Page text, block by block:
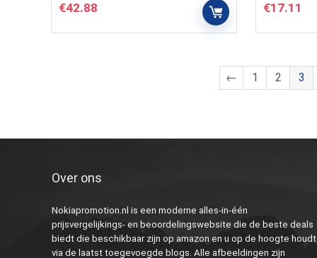
€42.88 €17.11
← 1 2 3
Over ons
Nokiapromotion.nl is een moderne alles-in-één
prijsvergelijkings- en beoordelingswebsite die de beste deals
biedt die beschikbaar zijn op amazon en u op de hoogte houdt
via de laatst toegevoegde blogs. Alle afbeeldingen zijn